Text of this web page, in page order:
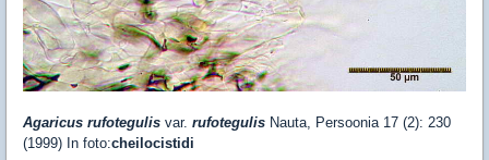
Agaricus rufotegulis var. rufotegulis Nauta, Persoonia 17 (2): 230
(1999) In foto:cheilocistidi